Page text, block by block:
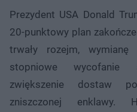
Prezydent USA Donald
20-punktowy plan
trwały rozejm, wymianę
stopniowe wycofanie
zwiększenie dostaw
zniszczonej enklawy.